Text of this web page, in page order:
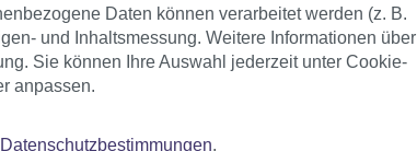
Daten können verarbeitet werden (z. B.
und Inhaltsmessung. Weitere Informationen über
Sie können Ihre Auswahl jederzeit unter Cookie-
anpassen.
Datenschutzbestimmungen.